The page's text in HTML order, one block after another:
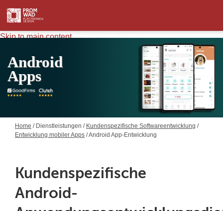
Skip to main content
Android
Apps
Home / Dienstleistungen / Kundenspezifische Softwareentwicklung /
Entwicklung mobiler Apps / Android App-Entwicklung
Kundenspezifische
Android-